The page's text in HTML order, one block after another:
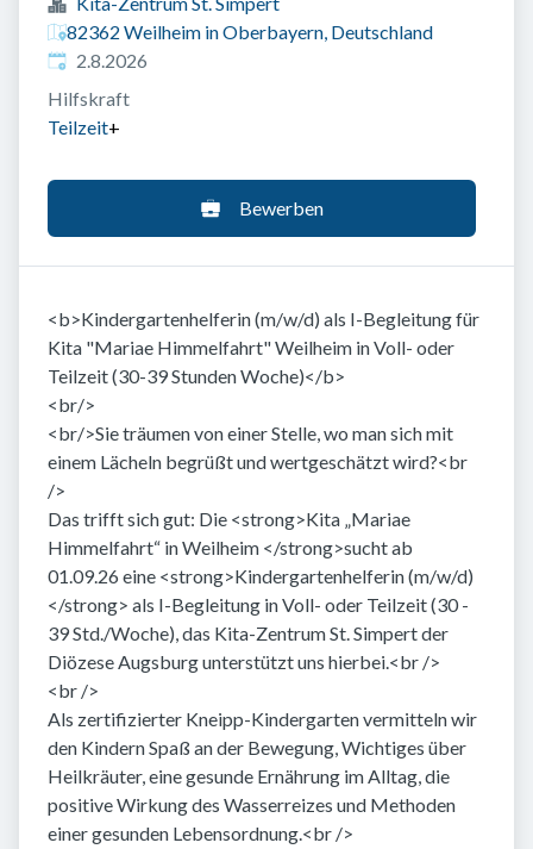
82362 Weilheim in Oberbayern, Deutschland
Veröffentlicht
2.8.2026
Hilfskraft
Teilzeit+
Bewerben
<b>Kindergartenhelferin (m/w/d) als I-Begleitung für
Kita "Mariae Himmelfahrt" Weilheim in Voll- oder
Teilzeit (30-39 Stunden Woche)</b>
<br/>
<br/>Sie träumen von einer Stelle, wo man sich mit
einem Lächeln begrüßt und wertgeschätzt wird?<br
/>
Das trifft sich gut: Die <strong>Kita „Mariae
Himmelfahrt“ in Weilheim </strong>sucht ab
01.09.26 eine <strong>Kindergartenhelferin (m/w/d)
</strong> als I-Begleitung in Voll- oder Teilzeit (30 -
39 Std./Woche), das Kita-Zentrum St. Simpert der
Diözese Augsburg unterstützt uns hierbei.<br />
<br />
Als zertifizierter Kneipp-Kindergarten vermitteln wir
den Kindern Spaß an der Bewegung, Wichtiges über
Heilkräuter, eine gesunde Ernährung im Alltag, die
positive Wirkung des Wasserreizes und Methoden
einer gesunden Lebensordnung.<br />